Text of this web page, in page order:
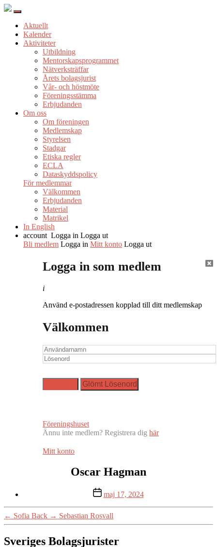
Aktuellt
Kalender
Aktiviteter
Utbildning
Mentorskapsprogrammet
Nätverksträffar
Årets bolagsjurist
Vår- och höstmöte
Föreningsstämma
Erbjudanden
Om oss
Om föreningen
Medlemskap
Styrelsen
Stadgar
Etiska regler
ECLA
Dataskyddspolicy
För medlemmar
Välkommen
Erbjudanden
Material
Matrikel
In English
account Logga in Logga ut
Bli medlem Logga in Mitt konto Logga ut
Logga in som medlem
i
Använd e-postadressen kopplad till ditt medlemskap
Välkommen
Föreningshuset
Ännu inte medlem? Registrera dig här
Mitt konto
Oscar Hagman
Inläggsdatum
maj 17, 2024
← Sofia Back → Sebastian Rosvall
Sveriges Bolagsjurister